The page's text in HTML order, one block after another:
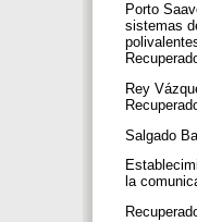
Porto
sistemas
Rey
Salgado
la